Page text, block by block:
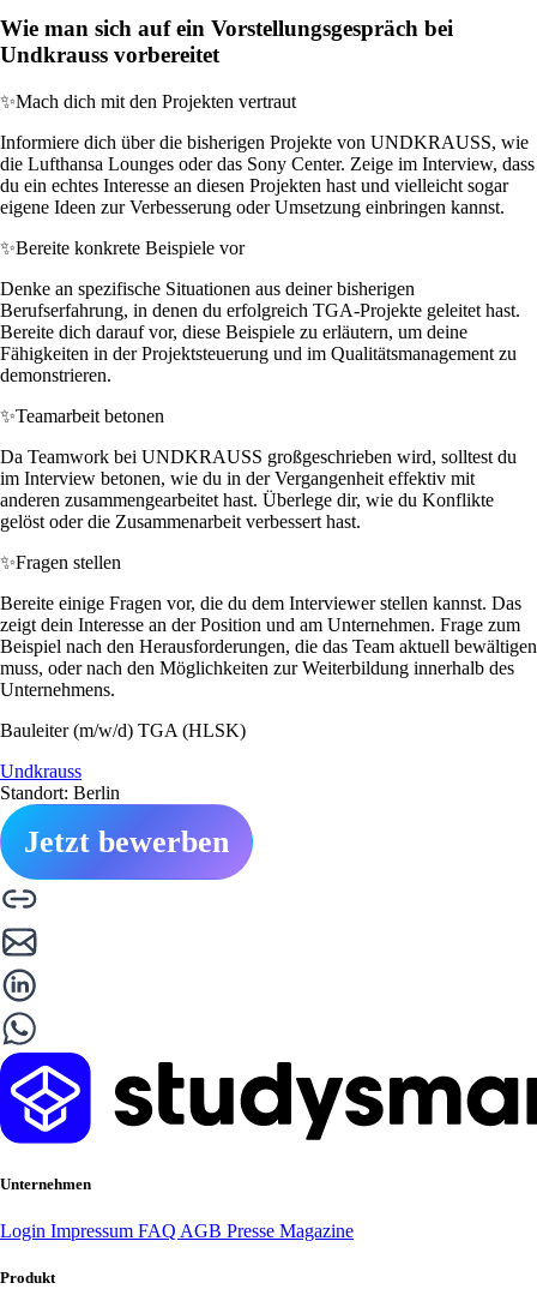
Wie man sich auf ein Vorstellungsgespräch bei
Undkrauss vorbereitet
✨Mach dich mit den Projekten vertraut
Informiere dich über die bisherigen Projekte von UNDKRAUSS, wie
die Lufthansa Lounges oder das Sony Center. Zeige im Interview, dass
du ein echtes Interesse an diesen Projekten hast und vielleicht sogar
eigene Ideen zur Verbesserung oder Umsetzung einbringen kannst.
✨Bereite konkrete Beispiele vor
Denke an spezifische Situationen aus deiner bisherigen
Berufserfahrung, in denen du erfolgreich TGA-Projekte geleitet hast.
Bereite dich darauf vor, diese Beispiele zu erläutern, um deine
Fähigkeiten in der Projektsteuerung und im Qualitätsmanagement zu
demonstrieren.
✨Teamarbeit betonen
Da Teamwork bei UNDKRAUSS großgeschrieben wird, solltest du
im Interview betonen, wie du in der Vergangenheit effektiv mit
anderen zusammengearbeitet hast. Überlege dir, wie du Konflikte
gelöst oder die Zusammenarbeit verbessert hast.
✨Fragen stellen
Bereite einige Fragen vor, die du dem Interviewer stellen kannst. Das
zeigt dein Interesse an der Position und am Unternehmen. Frage zum
Beispiel nach den Herausforderungen, die das Team aktuell bewältigen
muss, oder nach den Möglichkeiten zur Weiterbildung innerhalb des
Unternehmens.
Bauleiter (m/w/d) TGA (HLSK)
Undkrauss
Standort: Berlin
Jetzt bewerben
Unternehmen
Login Impressum FAQ AGB Presse Magazine
Produkt